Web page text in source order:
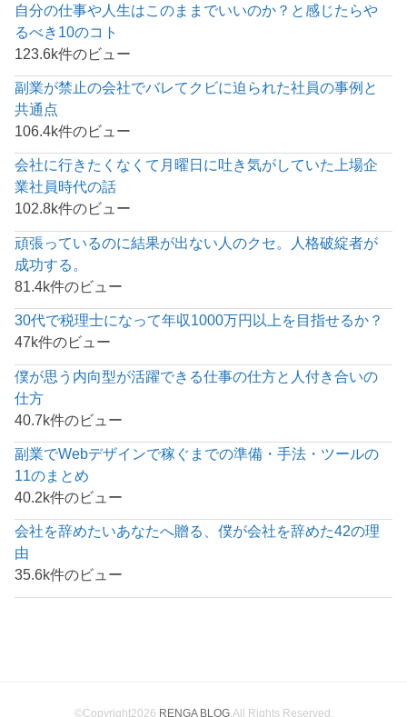
自分の仕事や人生はこのままでいいのか？と感じたらや
るべき10のコト
123.6k件のビュー
副業が禁止の会社でバレてクビに迫られた社員の事例と
共通点
106.4k件のビュー
会社に行きたくなくて月曜日に吐き気がしていた上場企
業社員時代の話
102.8k件のビュー
頑張っているのに結果が出ない人のクセ。人格破綻者が
成功する。
81.4k件のビュー
30代で税理士になって年収1000万円以上を目指せるか？
47k件のビュー
僕が思う内向型が活躍できる仕事の仕方と人付き合いの
仕方
40.7k件のビュー
副業でWebデザインで稼ぐまでの準備・手法・ツールの
11のまとめ
40.2k件のビュー
会社を辞めたいあなたへ贈る、僕が会社を辞めた42の理
由
35.6k件のビュー
©Copyright2026 RENGA BLOG.All Rights Reserved.